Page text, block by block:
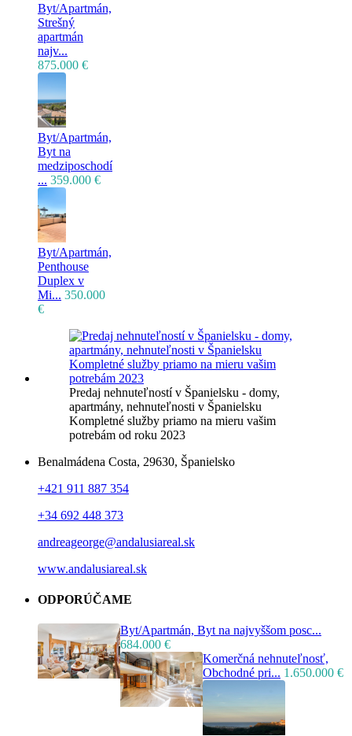
Byt/Apartmán,
Strešný
apartmán
najv...
875.000 €
Byt/Apartmán,
Byt na
medziposchodí
... 359.000 €
Byt/Apartmán,
Penthouse
Duplex v
Mi... 350.000
€
Predaj nehnuteľností v Španielsku - domy,
apartmány, nehnuteľnosti v Španielsku
Kompletné služby priamo na mieru vašim
potrebám od roku 2023
Benalmádena Costa, 29630, Španielsko
+421 911 887 354
+34 692 448 373
andreageorge@andalusiareal.sk
www.andalusiareal.sk
ODPORÚČAME
Byt/Apartmán, Byt na najvyššom posc...
684.000 €
Komerčná nehnuteľnosť,
Obchodné pri... 1.650.000 €